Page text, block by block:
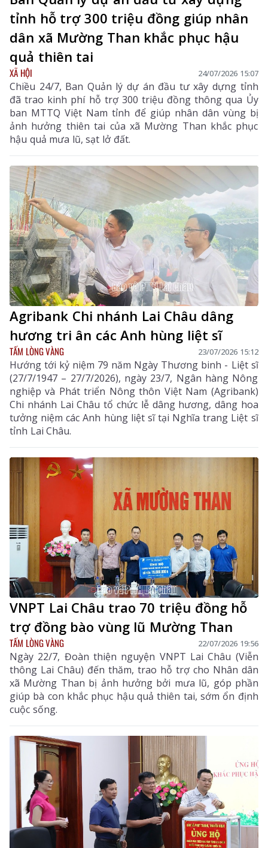
tỉnh hỗ trợ 300 triệu đồng giúp nhân
dân xã Mường Than khắc phục hậu
quả thiên tai
XÃ HỘI 24/07/2026 15:07
Chiều 24/7, Ban Quản lý dự án đầu tư xây dựng tỉnh
đã trao kinh phí hỗ trợ 300 triệu đồng thông qua Ủy
ban MTTQ Việt Nam tỉnh để giúp nhân dân vùng bị
ảnh hưởng thiên tai của xã Mường Than khắc phục
hậu quả mưa lũ, sạt lở đất.
Agribank Chi nhánh Lai Châu dâng
hương tri ân các Anh hùng liệt sĩ
TẤM LÒNG VÀNG 23/07/2026 15:12
Hướng tới kỷ niệm 79 năm Ngày Thương binh - Liệt sĩ
(27/7/1947 – 27/7/2026), ngày 23/7, Ngân hàng Nông
nghiệp và Phát triển Nông thôn Việt Nam (Agribank)
Chi nhánh Lai Châu tổ chức lễ dâng hương, dâng hoa
tưởng niệm các Anh hùng liệt sĩ tại Nghĩa trang Liệt sĩ
tỉnh Lai Châu.
VNPT Lai Châu trao 70 triệu đồng hỗ
trợ đồng bào vùng lũ Mường Than
TẤM LÒNG VÀNG 22/07/2026 19:56
Ngày 22/7, Đoàn thiện nguyện VNPT Lai Châu (Viễn
thông Lai Châu) đến thăm, trao hỗ trợ cho Nhân dân
xã Mường Than bị ảnh hưởng bởi mưa lũ, góp phần
giúp bà con khắc phục hậu quả thiên tai, sớm ổn định
cuộc sống.